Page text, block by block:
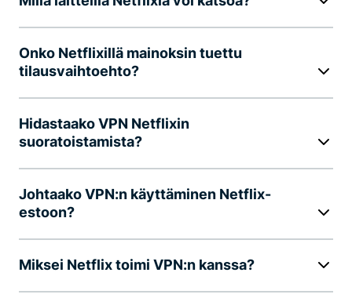
Onko Netflixillä mainoksin tuettu
tilausvaihtoehto?
Hidastaako VPN Netflixin
suoratoistamista?
Johtaako VPN:n käyttäminen Netflix-
estoon?
Miksei Netflix toimi VPN:n kanssa?